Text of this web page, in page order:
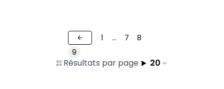
Résultats par page : 20
1 … 7
8
9